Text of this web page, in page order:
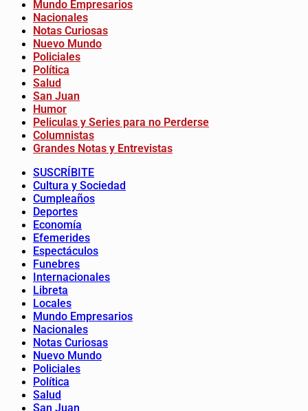
Mundo Empresarios
Nacionales
Notas Curiosas
Nuevo Mundo
Policiales
Política
Salud
San Juan
Humor
Peliculas y Series para no Perderse
Columnistas
Grandes Notas y Entrevistas
SUSCRÍBITE
Cultura y Sociedad
Cumpleaños
Deportes
Economía
Efemerides
Espectáculos
Funebres
Internacionales
Libreta
Locales
Mundo Empresarios
Nacionales
Notas Curiosas
Nuevo Mundo
Policiales
Política
Salud
San Juan